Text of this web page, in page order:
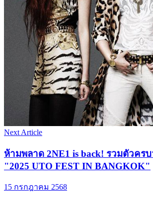
Next Article
ห้ามพลาด 2NE1 is back! รวมตัวคร
"2025 UTO FEST IN BANGKOK"
15 กรกฎาคม 2568